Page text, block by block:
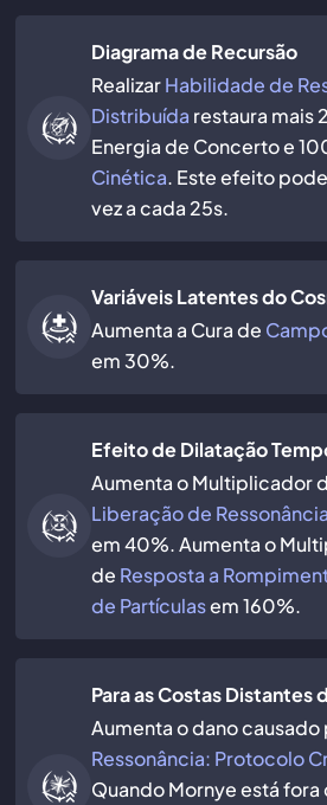
Diagrama de Recursão
RealizarHabilidade de
Distribuída restaura mais
Energia de Concerto e
Cinética. Este efeito
vez a cada 25s.
Variáveis Latentes do
Aumenta a Cura de
em 30%.
Efeito de Dilatação
Aumenta o Multiplicador
Liberação de
em 40%. Aumenta o
de Resposta a
de Partículasem 160%.
Para as Costas Distantes
Aumenta o dano causado
Ressonância: Protocolo
Quando Mornye está